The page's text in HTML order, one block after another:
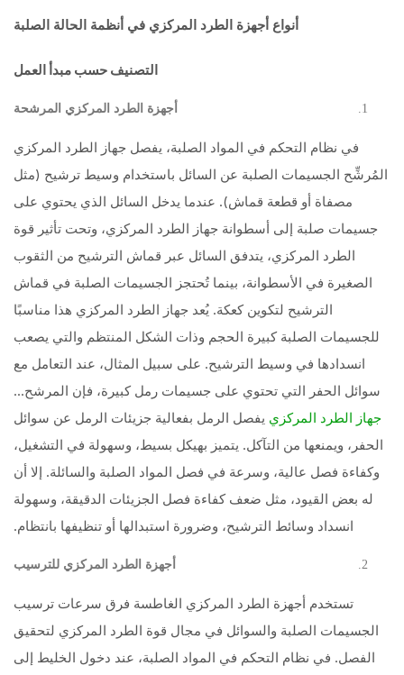
أنواع أجهزة الطرد المركزي في أنظمة الحالة الصلبة
التصنيف حسب مبدأ العمل
أجهزة الطرد المركزي المرشحة
في نظام التحكم في المواد الصلبة، يفصل جهاز الطرد المركزي
المُرشِّح الجسيمات الصلبة عن السائل باستخدام وسيط ترشيح (مثل
مصفاة أو قطعة قماش). عندما يدخل السائل الذي يحتوي على
جسيمات صلبة إلى أسطوانة جهاز الطرد المركزي، وتحت تأثير قوة
الطرد المركزي، يتدفق السائل عبر قماش الترشيح من الثقوب
الصغيرة في الأسطوانة، بينما تُحتجز الجسيمات الصلبة في قماش
الترشيح لتكوين كعكة. يُعد جهاز الطرد المركزي هذا مناسبًا
للجسيمات الصلبة كبيرة الحجم وذات الشكل المنتظم والتي يصعب
انسدادها في وسيط الترشيح. على سبيل المثال، عند التعامل مع
سوائل الحفر التي تحتوي على جسيمات رمل كبيرة، فإن المرشح...
جهاز الطرد المركزي يفصل الرمل بفعالية جزيئات الرمل عن سوائل
الحفر، ويمنعها من التآكل. يتميز بهيكل بسيط، وسهولة في التشغيل،
وكفاءة فصل عالية، وسرعة في فصل المواد الصلبة والسائلة. إلا أن
له بعض القيود، مثل ضعف كفاءة فصل الجزيئات الدقيقة، وسهولة
انسداد وسائط الترشيح، وضرورة استبدالها أو تنظيفها بانتظام.
أجهزة الطرد المركزي للترسيب
تستخدم أجهزة الطرد المركزي الغاطسة فرق سرعات ترسيب
الجسيمات الصلبة والسوائل في مجال قوة الطرد المركزي لتحقيق
الفصل. في نظام التحكم في المواد الصلبة، عند دخول الخليط إلى